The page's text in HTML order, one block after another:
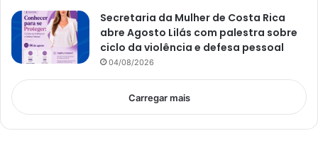
Secretaria da Mulher de Costa Rica
abre Agosto Lilás com palestra sobre
ciclo da violência e defesa pessoal
04/08/2026
Carregar mais